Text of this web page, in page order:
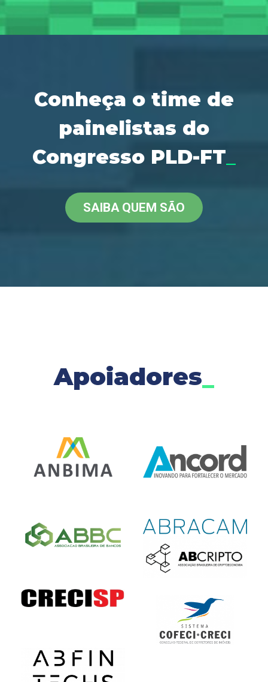
Conheça o time de
painelistas do
Congresso PLD-FT_
SAIBA QUEM SÃO
Apoiadores